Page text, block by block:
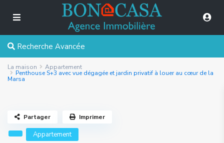
Recherche Avancée
La maison Appartement
Penthouse S+3 avec vue dégagée et jardin privatif à louer au cœur de la
Marsa
Appartement
Partager Imprimer